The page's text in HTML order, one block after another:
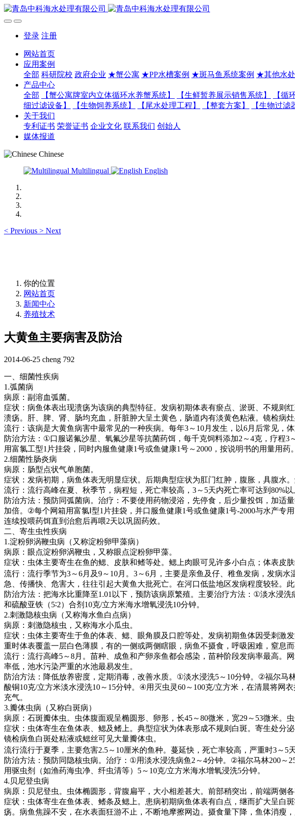
登录 注册
网站首页
应用案例
全部 科研院校 政府企业 ★蟹公寓 ★PP水槽案例 ★斑马鱼系统案例 ★其他水
产品中心
全部
【蟹公寓牌室内立体循环水养蟹系统】 【生鲜暂养展示销售系统】 【循
细过滤设备】
【生物饲养系统】 【尾水处理工程】 【整套方案】 【生物过滤
关于我们
专利证书 荣誉证书 企业文化 联系我们 创始人
媒体报道
Chinese
Multilingual
English
< Previous > Next
你的位置
网站首页
新闻中心
养殖技术
大黄鱼主要病害及防治
2014-06-25 cheng 792
一、细菌性疾病
1.弧菌病
病原：副溶血弧菌。
症状：病鱼体表出现溃疡为该病的典型特征。发病初期体表有瘀点、淤斑、不规则
溃疡。肝、脾、肾、肠均充血，肝脏肿大呈土黄色，肠道内有淡黄色粘液。镜检病灶
流行：该病是大黄鱼病害中最常见的一种疾病。每年3～ 10月发生，以6月后常见，
防治方法： ①口服诺氟沙星、氧氟沙星等抗菌药饵，每千克饲料添加2 ～4克，疗程3
用富氯工型1 片挂袋，同时内服鱼健康1号或鱼健康1号～ 2000 ，按说明书的用量用药。
2.细菌性肠炎病
病原：肠型点状气单胞菌。
症状：发病初期，病鱼体表无明显症状。后期典型症状为肛门红肿，腹胀，具腹水
流行：流行高峰在夏、秋季节，病程短，死亡率较高， 3～ 5天内死亡率可达到 80%以
防治方法：预防同弧菌病。治疗：不要使用药物浸浴，先停食，后少量投饵，加适量
加倍。 ②每个网箱用富氯 型1 片挂袋，并口服鱼健康1号或鱼健康1号-2000与水产专用
连续投喂药饵直到治愈后再喂2天以巩固药效。
二、寄生虫性疾病
1.淀粉卵涡鞭虫病（又称淀粉卵甲藻病）
病原：眼点淀粉卵涡鞭虫，又称眼点淀粉卵甲藻。
症状：虫体主要寄生在鱼的鳃、皮肤和鳍等处。鳃上肉眼可见许多小白点；体表皮
流行：流行季节为3～6月及9～ 10月。 3～6月，主要是亲鱼及仔、稚鱼发病，发病水
急、传播快、危害大，往往引起大黄鱼大批死亡。在河口低盐地区发病程度较轻。
防治方法：把海水比重降至1.01 以下，预防该病原繁殖。主要治疗方法： ①淡水浸洗
和硫酸亚铁（5∶2）合剂 10克/立方米海水增氧浸洗10分钟。
2.刺激隐核虫病（又称海水鱼白点病）
病原：刺激隐核虫，又称海水小瓜虫。
症状：虫体主要寄生于鱼的体表、鳃、眼角膜及口腔等处。发病初期鱼体因受刺激
重时体表覆盖一层白色薄膜，有的一侧或两侧瞎眼，病鱼不摄食，呼吸困难，窒息
流行：流行高峰5～8月。苗种、成鱼和产卵亲鱼都会感染，苗种阶段发病率最高。
率低，池水污染严重的水池最易发生。
防治方法：降低放养密度，定期消毒，改善水质。 ①淡水浸洗5～ 10分钟。 ②福尔马
酸铜10克/立方米淡水浸洗10～ 15分钟。 ④用灭虫灵60～ 100克/立方米，在清晨将网
充气。
3.瓣体虫病（又称白斑病）
病原：石斑瓣体虫。虫体腹面观呈椭圆形、卵形，长45～80微米，宽29～ 53微米。
症状：虫体寄生在鱼体表、鳃及鳍上。典型症状为体表形成不规则白斑。寄生处分
镜检病鱼白斑处粘液或鳃丝可见大量瓣体虫。
流行流行于夏季，主要危害2.5～ 10厘米的鱼种。蔓延快，死亡率较高，严重时3～ 5
防治方法：预防同隐核虫病。治疗： ①用淡水浸洗病鱼 2 ～4分钟。 ②福尔马林200～
用驱虫剂（如渔药海虫净、纤虫清等） 5～ 10克/立方米海水增氧浸洗5分钟。
4.贝尼登虫病
病原：贝尼登虫。虫体椭圆形，背腹扁平，大小相差甚大。前部稍突出，前端两侧
症状：虫体寄生在鱼体表、鳍条及鳃上。患病初期病鱼体表有白点，继而扩大呈白
疡。病鱼焦躁不安，在水表面狂游不止，不断地摩擦网边。摄食量下降，鱼体消瘦